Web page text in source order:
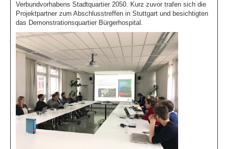
Verbundvorhabens Stadtquartier 2050. Kurz zuvor trafen sich die
Projektpartner zum Abschlusstreffen in Stuttgart und besichtigten
das Demonstrationsquartier Bürgerhospital.